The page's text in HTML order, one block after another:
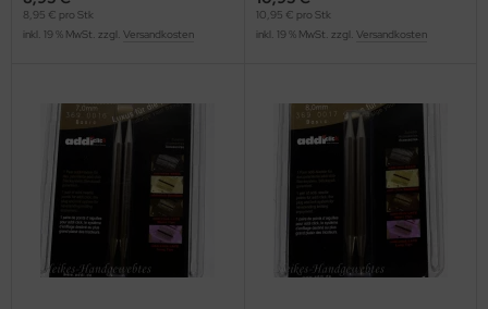
8,95 € pro Stk
inkl. 19 % MwSt. zzgl. Versandkosten
10,95 € pro Stk
inkl. 19 % MwSt. zzgl. Versandkosten